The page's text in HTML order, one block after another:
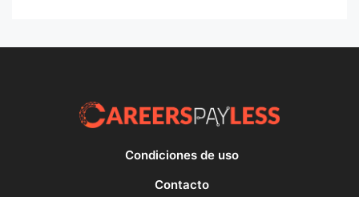
Condiciones de uso
Contacto